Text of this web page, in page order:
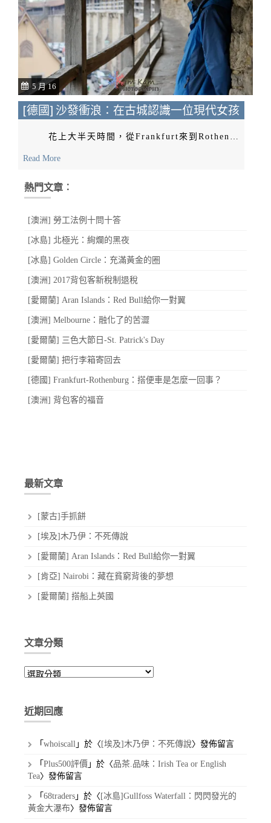
5 月 16
[德國] 沙發衝浪：在古城認識一位現代女孩
花上大半天時間，從Frankfurt來到Rothen…
Read More
熱門文章︰
[澳洲] 勞工法例十問十答
[冰島] 北極光：絢爛的黑夜
[冰島] Golden Circle：充滿黃金的圈
[澳洲] 2017背包客新稅制退稅
[愛爾蘭] Aran Islands：Red Bull給你一對翼
[澳洲] Melbourne：融化了的苦澀
[愛爾蘭] 三色大節日-St. Patrick's Day
[愛爾蘭] 把行李箱寄回去
[德國] Frankfurt-Rothenburg：搭便車是怎麼一回事？
[澳洲] 背包客的福音
最新文章
[蒙古]手抓餅
[埃及]木乃伊：不死傳說
[愛爾蘭] Aran Islands：Red Bull給你一對翼
[肯亞] Nairobi：藏在貧窮背後的夢想
[愛爾蘭] 搭船上英國
文章分類
文
類
近期回應
「 whoiscall 」於〈 [埃及]木乃伊：不死傳說〉發佈留言
「 Plus500評價 」於〈品茶.品味：Irish Tea or English
Tea〉發佈留言
「 68traders 」於〈 [冰島]Gullfoss Waterfall：閃閃發光的
黃金大瀑布〉發佈留言